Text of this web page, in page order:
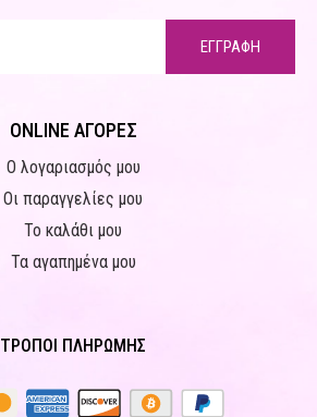
ΕΓΓΡΑΦΗ
ONLINE ΑΓΟΡΕΣ
Ο λογαριασμός μου
Οι παραγγελίες μου
Το καλάθι μου
Τα αγαπημένα μου
ΤΡΟΠΟΙ ΠΛΗΡΩΜΗΣ